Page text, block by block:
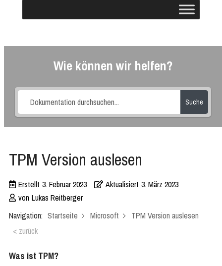
Wie können wir helfen?
Suche
TPM Version auslesen
Erstellt 3. Februar 2023 Aktualisiert 3. März 2023
von Lukas Reitberger
Navigation: Startseite Microsoft
TPM Version auslesen
< zurück
Was ist TPM?